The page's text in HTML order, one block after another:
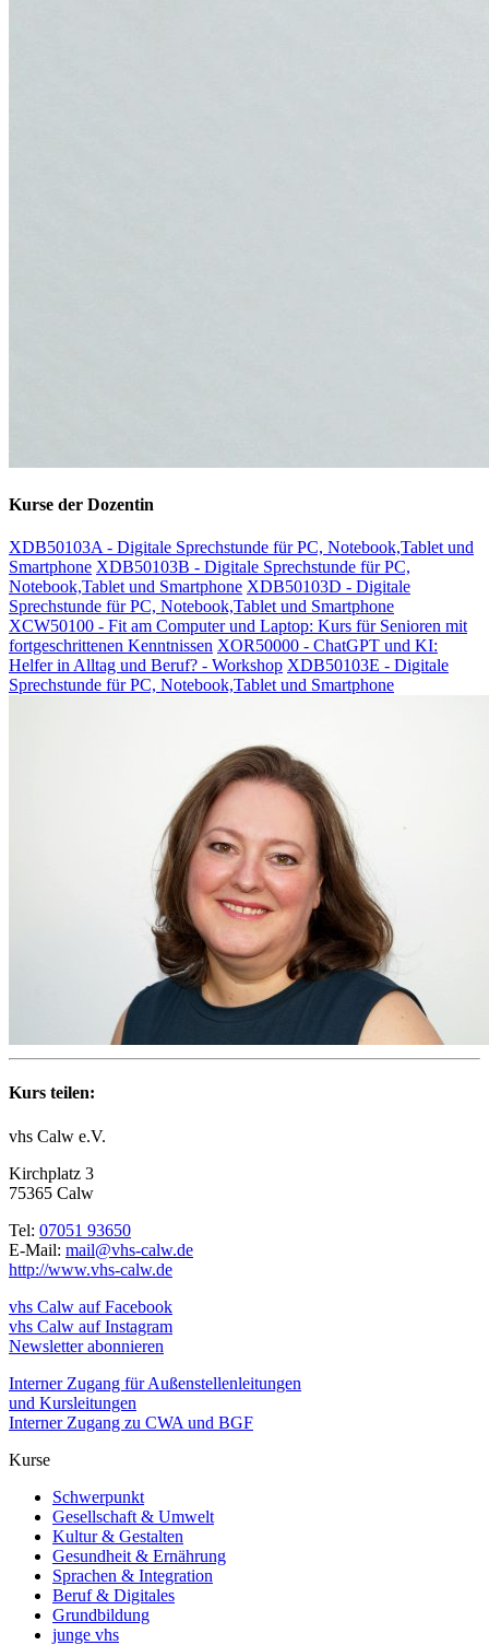
Kurse der Dozentin
XDB50103A - Digitale Sprechstunde für PC, Notebook,Tablet und
Smartphone XDB50103B - Digitale Sprechstunde für PC,
Notebook,Tablet und Smartphone XDB50103D - Digitale
Sprechstunde für PC, Notebook,Tablet und Smartphone
XCW50100 - Fit am Computer und Laptop: Kurs für Senioren mit
fortgeschrittenen Kenntnissen XOR50000 - ChatGPT und KI:
Helfer in Alltag und Beruf? - Workshop XDB50103E - Digitale
Sprechstunde für PC, Notebook,Tablet und Smartphone
Kurs teilen:
vhs Calw e.V.
Kirchplatz 3
75365 Calw
Tel: 07051 93650
E-Mail: mail@vhs-calw.de
http://www.vhs-calw.de
vhs Calw auf Facebook
vhs Calw auf Instagram
Newsletter abonnieren
Interner Zugang für Außenstellenleitungen
und Kursleitungen
Interner Zugang zu CWA und BGF
Kurse
Schwerpunkt
Gesellschaft & Umwelt
Kultur & Gestalten
Gesundheit & Ernährung
Sprachen & Integration
Beruf & Digitales
Grundbildung
junge vhs